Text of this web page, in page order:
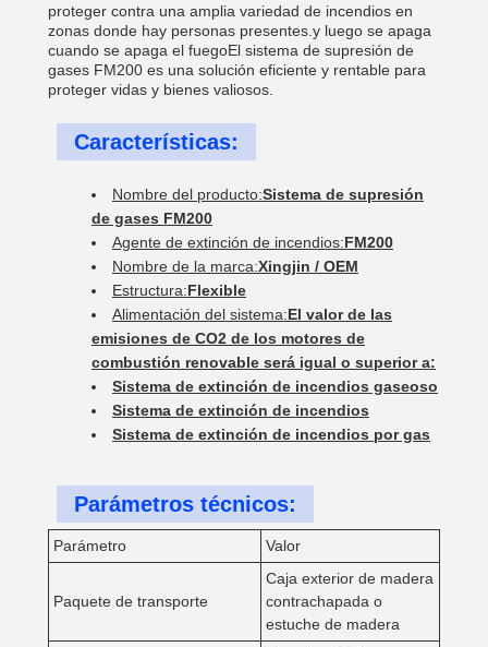
proteger contra una amplia variedad de incendios en
zonas donde hay personas presentes.y luego se apaga
cuando se apaga el fuegoEl sistema de supresión de
gases FM200 es una solución eficiente y rentable para
proteger vidas y bienes valiosos.
Características:
Nombre del producto:Sistema de supresión
de gases FM200
Agente de extinción de incendios:FM200
Nombre de la marca:Xingjin / OEM
Estructura:Flexible
Alimentación del sistema:El valor de las
emisiones de CO2 de los motores de
combustión renovable será igual o superior a:
Sistema de extinción de incendios gaseoso
Sistema de extinción de incendios
Sistema de extinción de incendios por gas
Parámetros técnicos:
Parámetro Valor
Paquete de transporte
Caja exterior de madera
contrachapada o
estuche de madera